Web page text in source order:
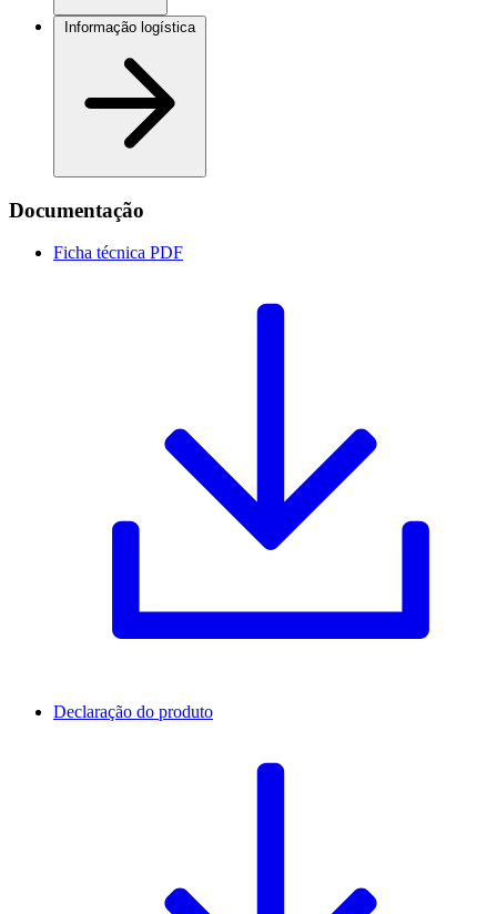
Documentação
Ficha técnica PDF
Declaração do produto